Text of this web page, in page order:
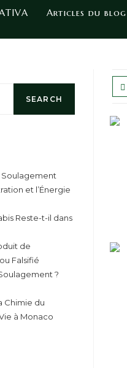
Articles du blog
SEARCH
et l’Énergie
Reste-t-il dans
de
Falsifié
?
Chimie du
à Monaco